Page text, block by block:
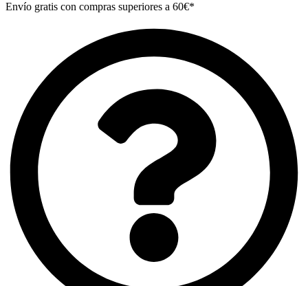
Envío gratis con compras superiores a 60€*